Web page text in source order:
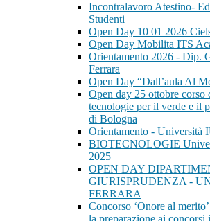
Incontralavoro Atestino-
Studenti
Open Day 10 01 2026
Open Day Mobilita ITS
Orientamento 2026 - Dip.
Ferrara
Open Day “Dall’aula Al
Open day 25 ottobre corso
tecnologie per il verde e il
di Bologna
Orientamento - Università
BIOTECNOLOGIE
2025
OPEN DAY
GIURISPRUDENZA -
FERRARA
Concorso ‘Onore al